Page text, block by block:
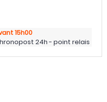
15h00
24h - point relais